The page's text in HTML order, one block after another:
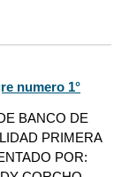
numero 1°
BANCO DE
PRIMERA
POR: